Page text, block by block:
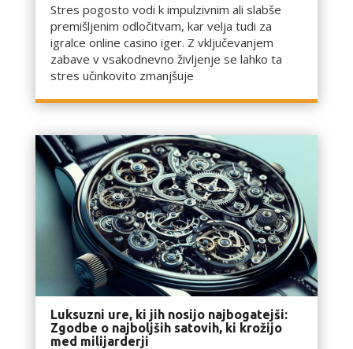
Stres pogosto vodi k impulzivnim ali slabše
premišljenim odločitvam, kar velja tudi za
igralce online casino iger. Z vključevanjem
zabave v vsakodnevno življenje se lahko ta
stres učinkovito zmanjšuje
Luksuzni ure, ki jih nosijo najbogatejši:
Zgodbe o najboljših satovih, ki krožijo
med milijarderji